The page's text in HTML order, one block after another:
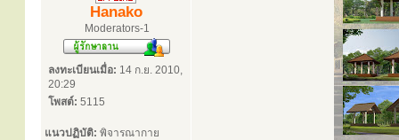
Hanako
Moderators-1
ลงทะเบียนเมื่อ: 14 ก.ย. 2010,
20:29
โพสต์: 5115
แนวปฏิบัติ: พิจารณากาย